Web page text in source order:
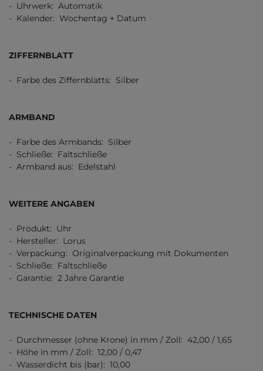
- Uhrwerk: Automatik
- Kalender: Wochentag + Datum
ZIFFERNBLATT
- Farbe des Ziffernblatts: Silber
ARMBAND
- Farbe des Armbands: Silber
- Schließe: Faltschließe
- Armband aus: Edelstahl
WEITERE ANGABEN
- Produkt: Uhr
- Hersteller: Lorus
- Verpackung: Originalverpackung mit Dokumenten
- Schließe: Faltschließe
- Garantie: 2 Jahre Garantie
TECHNISCHE DATEN
- Durchmesser (ohne Krone) in mm / Zoll: 42,00 / 1,65
- Höhe in mm / Zoll: 12,00 / 0,47
- Wasserdicht bis (bar): 10,00